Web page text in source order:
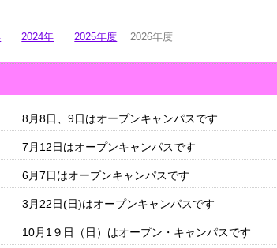
2024年 2025年度 2026年度
8月8日、9日はオープンキャンパスです
7月12日はオープンキャンパスです
6月7日はオープンキャンパスです
3月22日(日)はオープンキャンパスです
10月1９日（日）はオープン・キャンパスです